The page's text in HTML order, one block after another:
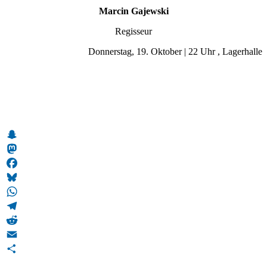
Marcin Gajewski
Regisseur
Donnerstag, 19. Oktober | 22 Uhr , Lagerhalle
Snapchat
Mastodon
Facebook
Bluesky
WhatsApp
Telegram
Reddit
Email